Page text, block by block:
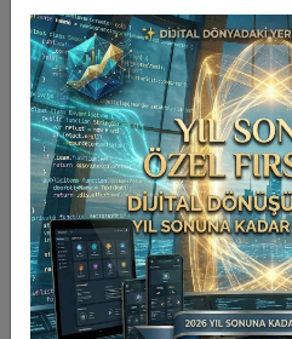
Sahibinden.Com Script